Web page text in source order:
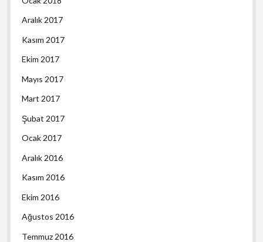
Aralık 2017
Kasım 2017
Ekim 2017
Mayıs 2017
Mart 2017
Şubat 2017
Ocak 2017
Aralık 2016
Kasım 2016
Ekim 2016
Ağustos 2016
Temmuz 2016